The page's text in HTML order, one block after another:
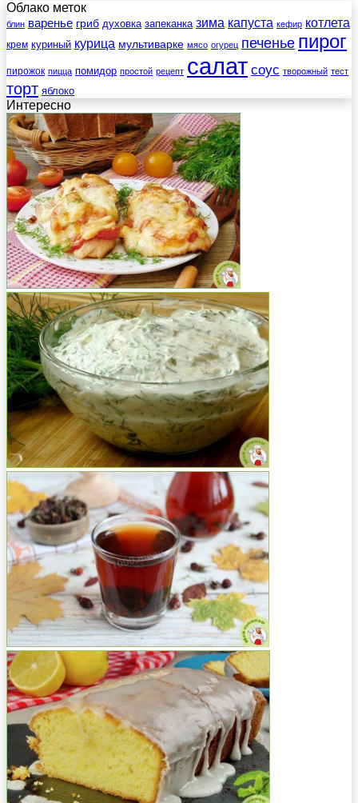
Облако меток
блин варенье гриб духовка запеканка зима капуста кефир котлета
крем куриный курица мультиварке мясо огурец печенье пирог
пирожок пицца помидор простой рецепт салат соус творожный тест
торт яблоко
Интересно